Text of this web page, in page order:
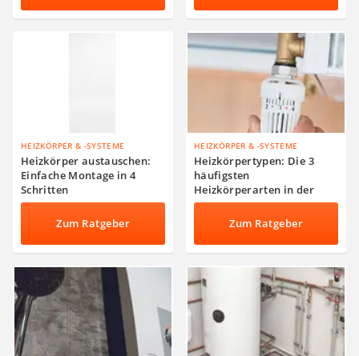
HEIZKÖRPER & -SYSTEME
Heizkörper austauschen:
Einfache Montage in 4
Schritten
Zum Ratgeber
HEIZKÖRPER & -SYSTEME
Heizkörpertypen: Die 3
häufigsten
Heizkörperarten in der
Übersicht
Zum Ratgeber